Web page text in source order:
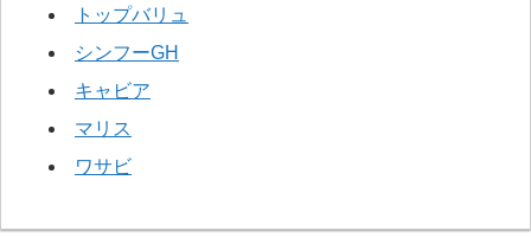
トップバリュ
シンフーGH
キャビア
マリス
ワサビ